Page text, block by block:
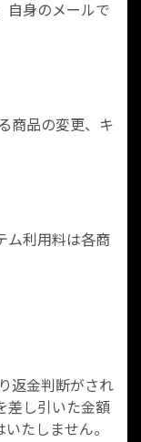
自身のメールで
商品の変更、キ
ム利用料は各商
返金判断がされ
差し引いた金額
たしません。